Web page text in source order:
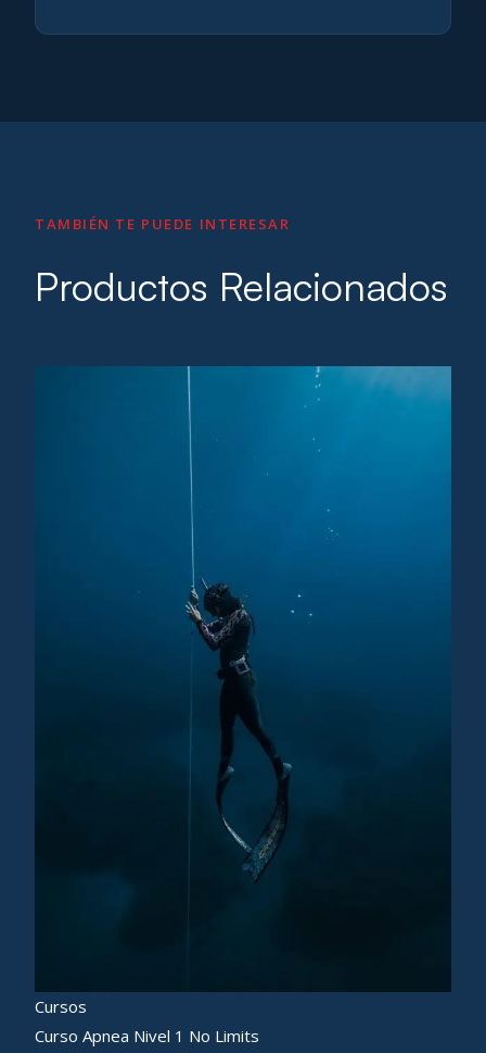
TAMBIÉN TE PUEDE INTERESAR
Productos Relacionados
Cursos
Curso Apnea Nivel 1 No Limits